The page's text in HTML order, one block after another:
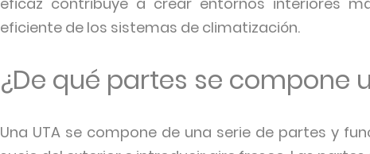
eficiente de los sistemas de climatización.
¿De qué partes se compone
Una UTA se compone de una serie de partes y